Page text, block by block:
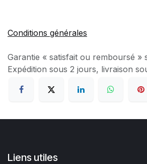
Conditions générales
Garantie « satisfait ou remboursé »
Expédition sous 2 jours, livraison
Liens utiles